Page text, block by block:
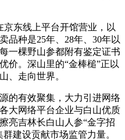
东线上平台开馆营业，以
品种是25年、28年、30年以
一棵野山参都附有鉴定证书
价。深山里的“金棒槌”正以
、走向世界。
的有效聚集，大力引进网络
大网络平台企业与白山优质
亮吉林长白山人参“金字招
建设贡献市场监管力量。